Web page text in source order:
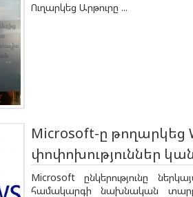
Ուղարկեց Արթուրը ...
Microsoft-ը թողարկեց
փոփոխություններ
Microsoft ընկերությունը
համակարգի նախնական